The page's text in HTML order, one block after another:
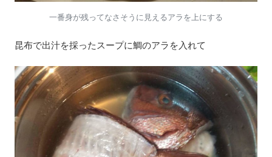
一番身が残ってなさそうに見えるアラを上にする
昆布で出汁を採ったスープに鯛のアラを入れて